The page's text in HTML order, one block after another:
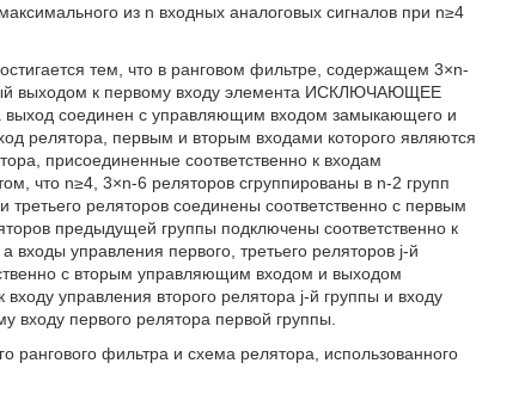
из n входных аналоговых сигналов при n≥4
тем, что в ранговом фильтре, содержащем 3×n-
выходом к первому входу элемента ИСКЛЮЧАЮЩЕЕ
выход соединен с управляющим входом замыкающего и
релятора, первым и вторым входами которого являются
присоединенные соответственно к входам
что n≥4, 3×n-6 реляторов сгруппированы в n-2 групп
реляторов соединены соответственно с первым
предыдущей группы подключены соответственно к
управления первого, третьего реляторов j-й
с вторым управляющим входом и выходом
управления второго релятора j-й группы и входу
входу первого релятора первой группы.
рангового фильтра и схема релятора, использованного